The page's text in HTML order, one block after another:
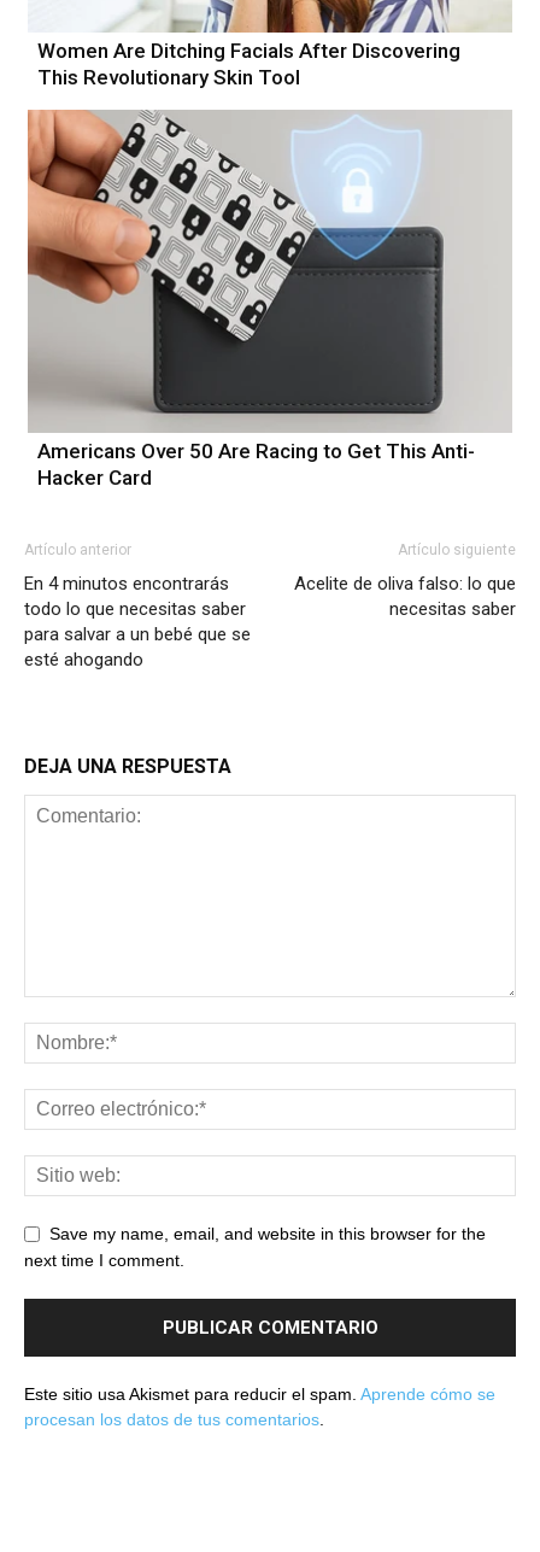
Women Are Ditching Facials After Discovering
This Revolutionary Skin Tool
Americans Over 50 Are Racing to Get This Anti-
Hacker Card
Artículo anterior
En 4 minutos encontrarás
todo lo que necesitas saber
para salvar a un bebé que se
esté ahogando
Artículo siguiente
Acelite de oliva falso: lo que
necesitas saber
DEJA UNA RESPUESTA
Save my name, email, and website in this browser for the
next time I comment.
Este sitio usa Akismet para reducir el spam. Aprende cómo se
procesan los datos de tus comentarios.